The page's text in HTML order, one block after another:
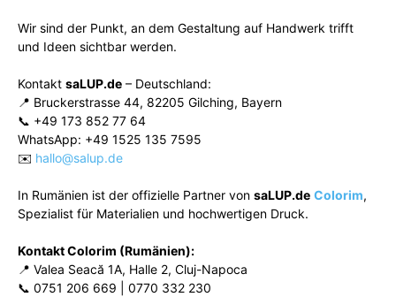
Wir sind der Punkt, an dem Gestaltung auf Handwerk trifft
und Ideen sichtbar werden.
Kontakt saLUP.de – Deutschland:
📍 Bruckerstrasse 44, 82205 Gilching, Bayern
📞 +49 173 852 77 64
WhatsApp: +49 1525 135 7595
✉️ hallo@salup.de
In Rumänien ist der offizielle Partner von saLUP.de Colorim,
Spezialist für Materialien und hochwertigen Druck.
Kontakt Colorim (Rumänien):
📍 Valea Seacă 1A, Halle 2, Cluj-Napoca
📞 0751 206 669 | 0770 332 230